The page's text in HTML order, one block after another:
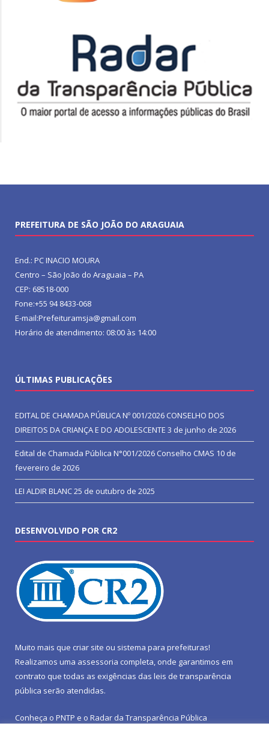
PREFEITURA DE SÃO JOÃO DO ARAGUAIA
End.: PC INACIO MOURA
Centro – São João do Araguaia – PA
CEP: 68518-000
Fone:+55 94 8433-068
E-mail:Prefeituramsja@gmail.com
Horário de atendimento: 08:00 às 14:00
ÚLTIMAS PUBLICAÇÕES
EDITAL DE CHAMADA PÚBLICA Nº 001/2026 CONSELHO DOS
DIREITOS DA CRIANÇA E DO ADOLESCENTE 3 de junho de 2026
Edital de Chamada Pública N°001/2026 Conselho CMAS 10 de
fevereiro de 2026
LEI ALDIR BLANC25 de outubro de 2025
DESENVOLVIDO POR CR2
Muito mais que criar site ou sistema para prefeituras!
Realizamos uma assessoria completa, onde garantimos em
contrato que todas as exigências das leis de transparência
pública serão atendidas.
Conheça o PNTP e o Radar da Transparência Pública